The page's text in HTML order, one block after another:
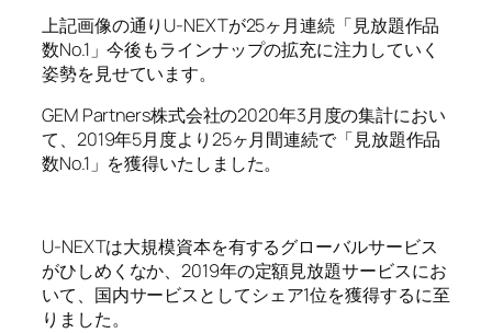
上記画像の通りU-NEXTが25ヶ月連続「見放題作品
数No.1」今後もラインナップの拡充に注力していく
姿勢を見せています。
GEM Partners株式会社の2020年3月度の集計におい
て、2019年5月度より25ヶ月間連続で「見放題作品
数No.1」を獲得いたしました。
U-NEXTは大規模資本を有するグローバルサービス
がひしめくなか、2019年の定額見放題サービスにお
いて、国内サービスとしてシェア1位を獲得するに至
りました。